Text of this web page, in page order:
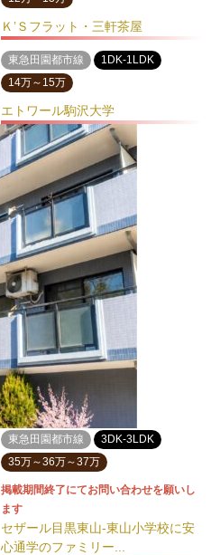
Ｋ’Ｓフラット・三軒茶屋
東急田園都市線
1DK-1LDK
14万～15万
エトワール駒沢大学
東急田園都市線
3DK-3LDK
35万～36万～37万
掲載期間終了にてお問い合わせを願いし
ます
セザール目黒東山-東山小学校に安
心通学のファミリー...